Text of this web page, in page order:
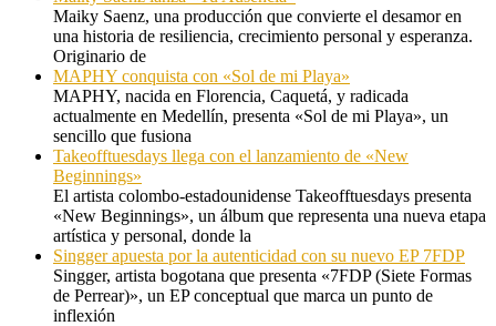
Maiky Saenz, una producción que convierte el desamor en
una historia de resiliencia, crecimiento personal y esperanza.
Originario de
MAPHY conquista con «Sol de mi Playa»
MAPHY, nacida en Florencia, Caquetá, y radicada
actualmente en Medellín, presenta «Sol de mi Playa», un
sencillo que fusiona
Takeofftuesdays llega con el lanzamiento de «New
Beginnings»
El artista colombo-estadounidense Takeofftuesdays presenta
«New Beginnings», un álbum que representa una nueva etapa
artística y personal, donde la
Singger apuesta por la autenticidad con su nuevo EP 7FDP
Singger, artista bogotana que presenta «7FDP (Siete Formas
de Perrear)», un EP conceptual que marca un punto de
inflexión